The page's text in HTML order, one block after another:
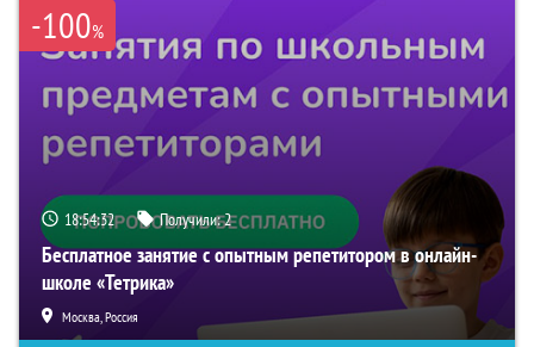
-100%
18:54:31 Получили:2
Бесплатное занятие с опытным репетитором в онлайн-
школе «Тетрика»
Москва, Россия